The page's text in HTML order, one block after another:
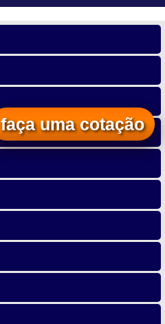
faça uma cotação